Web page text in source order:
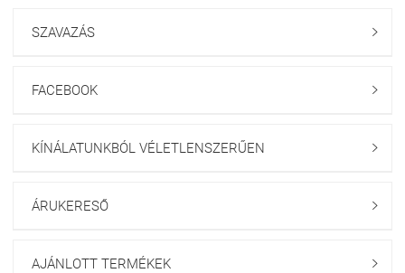
SZAVAZÁS 
FACEBOOK 
KÍNÁLATUNKBÓL VÉLETLENSZERŰEN 
ÁRUKERESŐ 
AJÁNLOTT TERMÉKEK 